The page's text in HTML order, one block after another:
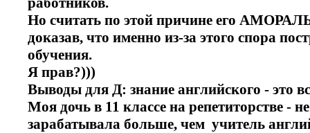
Но считать по этой причине его
доказав, что именно из-за этого спора
обучения.
Я прав?)))
Выводы для Д: знание английского - это
Моя дочь в 11 классе на репетиторстве -
зарабатывала больше, чем учитель